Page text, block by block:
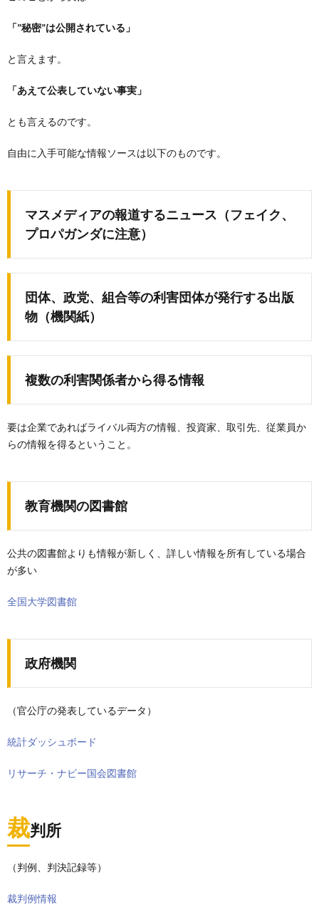
「”秘密”は公開されている」
と言えます。
「あえて公表していない事実」
とも言えるのです。
自由に入手可能な情報ソースは以下のものです。
マスメディアの報道するニュース（フェイク、
プロパガンダに注意）
団体、政党、組合等の利害団体が発行する出版
物（機関紙）
複数の利害関係者から得る情報
要は企業であればライバル両方の情報、投資家、取引先、従業員か
らの情報を得るということ。
教育機関の図書館
公共の図書館よりも情報が新しく、詳しい情報を所有している場合
が多い
全国大学図書館
政府機関
（官公庁の発表しているデータ）
統計ダッシュボード
リサーチ・ナビー国会図書館
裁判所
（判例、判決記録等）
裁判例情報